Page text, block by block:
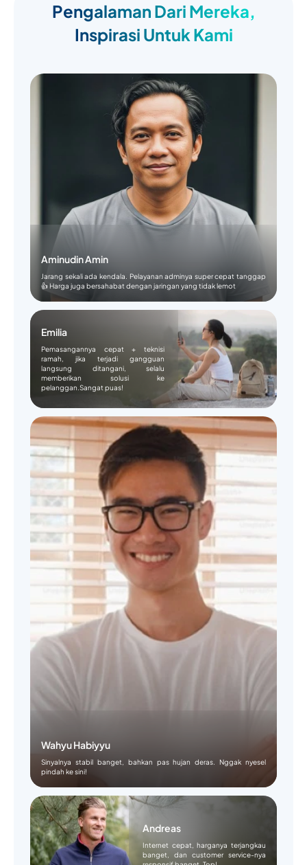
Pengalaman Dari Mereka,
Inspirasi Untuk Kami
Aminudin Amin
Jarang sekali ada kendala. Pelayanan adminya super cepat tanggap
👍 Harga juga bersahabat dengan jaringan yang tidak lemot
Emilia
Pemasangannya cepat + teknisi
ramah, jika terjadi gangguan
langsung ditangani, selalu
memberikan solusi ke
pelanggan.Sangat puas!
Wahyu Habiyyu
Sinyalnya stabil banget, bahkan pas hujan deras. Nggak nyesel
pindah ke sini!
Andreas
Internet cepat, harganya terjangkau
banget, dan customer service-nya